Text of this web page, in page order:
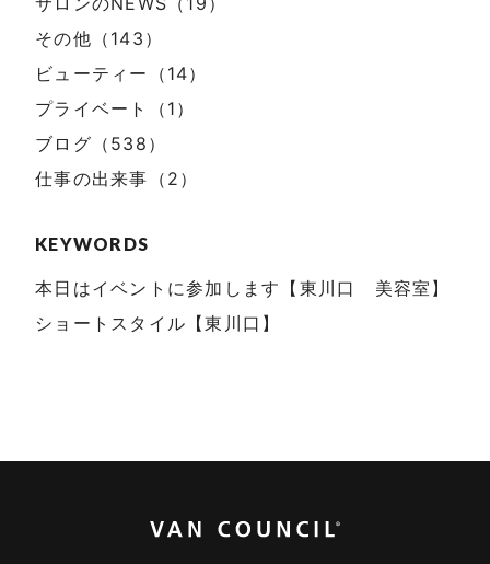
その他（143）
ビューティー（14）
プライベート（1）
ブログ（538）
仕事の出来事（2）
KEYWORDS
本日はイベントに参加します【東川口 美容室】
ショートスタイル【東川口】